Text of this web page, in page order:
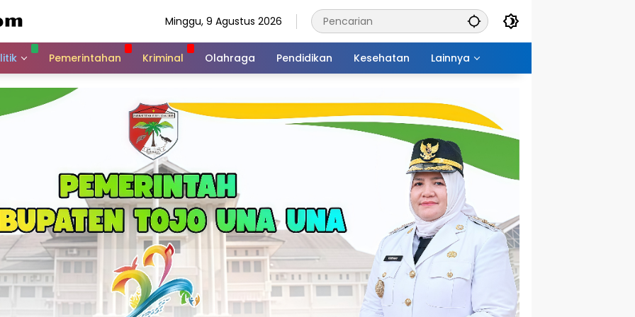
Minggu, 9 Agustus 2026
Pemerintahan Kriminal Olahraga Pendidikan Kesehatan Lainnya